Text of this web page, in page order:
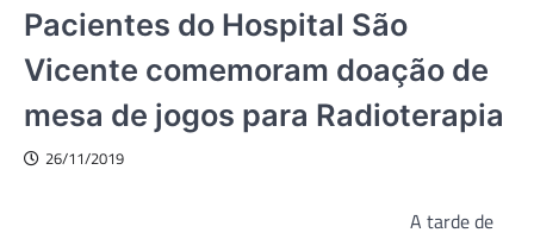
Pacientes do Hospital São
Vicente comemoram doação de
mesa de jogos para Radioterapia
26/11/2019
A tarde de